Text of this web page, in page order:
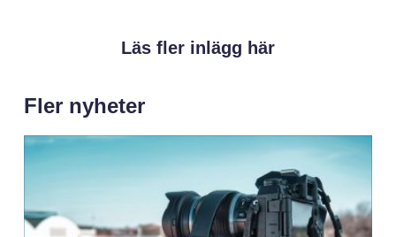
Läs fler inlägg här
Fler nyheter